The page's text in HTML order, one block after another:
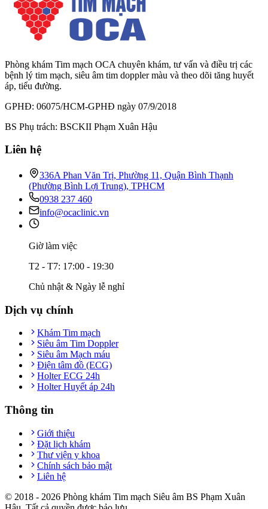
Phòng khám Tim mạch OCA chuyên khám, tư vấn và điều trị các
bệnh lý tim mạch, siêu âm tim doppler màu và theo dõi tăng huyết
áp, tiểu đường.
GPHĐ: 06075/HCM-GPHĐ ngày 07/9/2018
BS Phụ trách: BSCKII Phạm Xuân Hậu
Liên hệ
336A Phan Văn Trị, Phường 11, Quận Bình Thạnh
(Phường Bình Lợi Trung), TPHCM
0938 237 460
info@ocaclinic.vn
Giờ làm việc
T2 - T7: 17:00 - 19:30
Chủ nhật & Ngày lễ nghỉ
Dịch vụ chính
Khám Tim mạch
Siêu âm Tim Doppler
Siêu âm Mạch máu
Điện tâm đồ (ECG)
Holter ECG 24h
Holter Huyết áp 24h
Thông tin
Giới thiệu
Đặt lịch khám
Thư viện y khoa
Chính sách bảo mật
Liên hệ
© 2018 - 2026 Phòng khám Tim mạch Siêu âm BS Phạm Xuân